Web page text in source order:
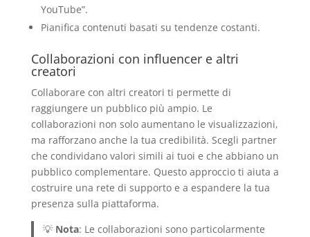
YouTube”.
Pianifica contenuti basati su tendenze costanti.
Collaborazioni con influencer e altri
creatori
Collaborare con altri creatori ti permette di
raggiungere un pubblico più ampio. Le
collaborazioni non solo aumentano le visualizzazioni,
ma rafforzano anche la tua credibilità. Scegli partner
che condividano valori simili ai tuoi e che abbiano un
pubblico complementare. Questo approccio ti aiuta a
costruire una rete di supporto e a espandere la tua
presenza sulla piattaforma.
💡 Nota: Le collaborazioni sono particolarmente